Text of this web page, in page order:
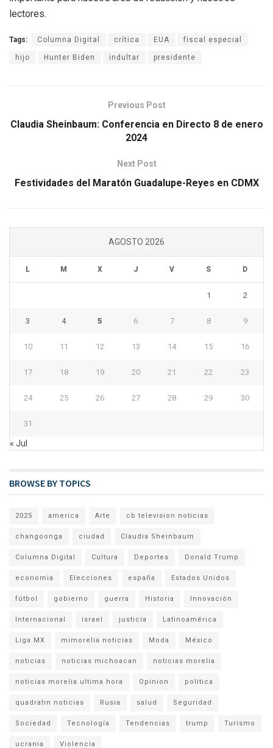
lectores.
Tags: Columna Digital crítica EUA fiscal especial
hijo Hunter Biden indultar presidente
Previous Post
Claudia Sheinbaum: Conferencia en Directo 8 de enero
2024
Next Post
Festividades del Maratón Guadalupe-Reyes en CDMX
AGOSTO 2026
L M X J V S D
1 2
3 4 5 6 7 8 9
10 11 12 13 14 15 16
17 18 19 20 21 22 23
24 25 26 27 28 29 30
31
« Jul
BROWSE BY TOPICS
2025 america Arte cb television noticias
changoonga ciudad Claudia Sheinbaum
Columna Digital Cultura Deportes Donald Trump
economia Elecciones españa Estados Unidos
fútbol gobierno guerra Historia Innovación
Internacional israel justicia Latinoamérica
Liga MX mimorelia noticias Moda México
noticias noticias michoacan noticias morelia
noticias morelia ultima hora Opinion politica
quadratin noticias Rusia salud Seguridad
Sociedad Tecnología Tendencias trump Turismo
ucrania Violencia